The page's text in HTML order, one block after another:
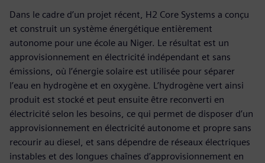
Dans le cadre d’un projet récent, H2 Core Systems a conçu
et construit un système énergétique entièrement
autonome pour une école au Niger. Le résultat est un
approvisionnement en électricité indépendant et sans
émissions, où l’énergie solaire est utilisée pour séparer
l’eau en hydrogène et en oxygène. L’hydrogène vert ainsi
produit est stocké et peut ensuite être reconverti en
électricité selon les besoins, ce qui permet de disposer d’un
approvisionnement en électricité autonome et propre sans
recourir au diesel, et sans dépendre de réseaux électriques
instables et des longues chaînes d’approvisionnement en